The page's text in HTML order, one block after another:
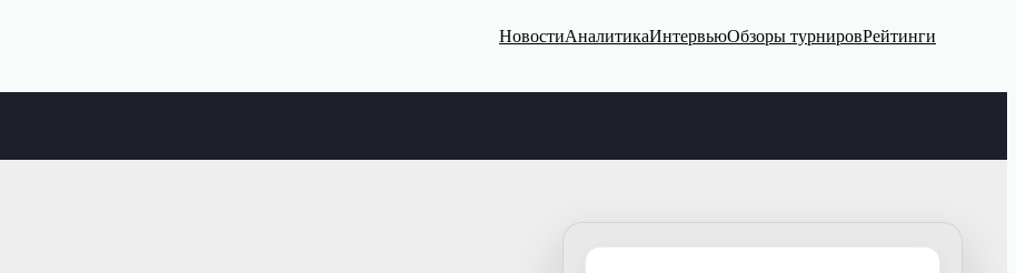
НовостиАналитикаИнтервьюОбзоры турнировРейтинги